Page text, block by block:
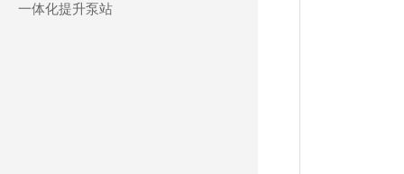
一体化提升泵站